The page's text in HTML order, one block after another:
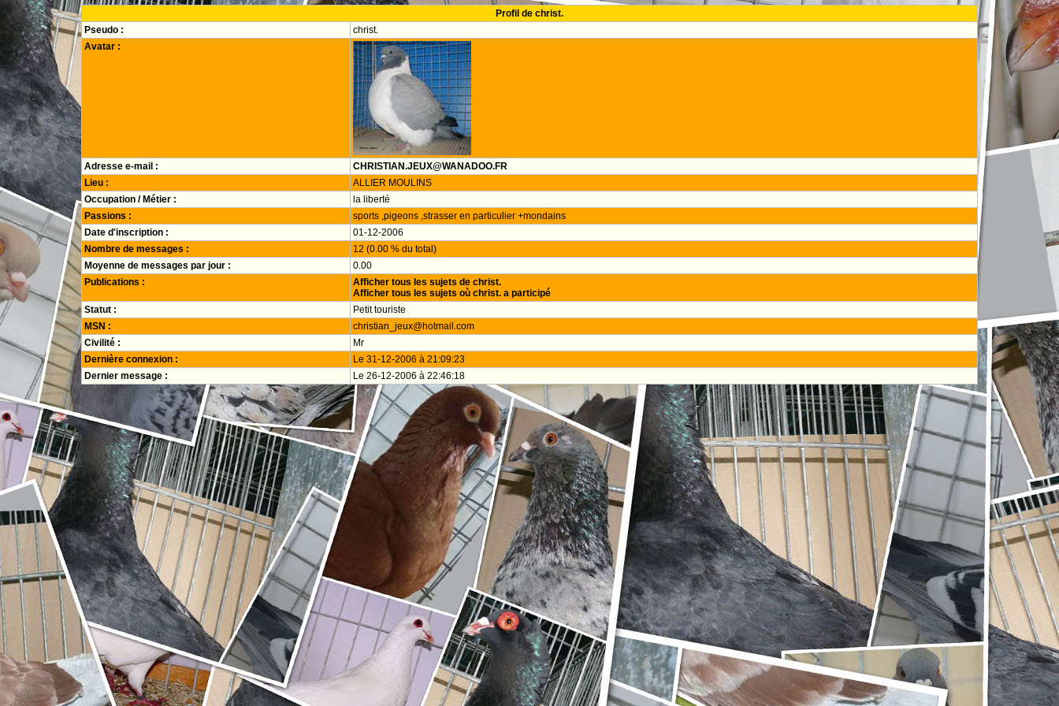
Profil de christ.
Pseudo :
christ.
Avatar :
Adresse e-mail :
CHRISTIAN.JEUX@WANADOO.FR
Lieu :
ALLIER MOULINS
Occupation / Métier :
la liberté
Passions :
sports ,pigeons ,strasser en particulier +mondains
Date d'inscription :
01-12-2006
Nombre de messages :
12 (0.00 % du total)
Moyenne de messages par jour :
0.00
Publications :
Afficher tous les sujets de christ.
Afficher tous les sujets où christ. a participé
Statut :
Petit touriste
MSN :
christian_jeux@hotmail.com
Civilité :
Mr
Dernière connexion :
Le 31-12-2006 à 21:09:23
Dernier message :
Le 26-12-2006 à 22:46:18